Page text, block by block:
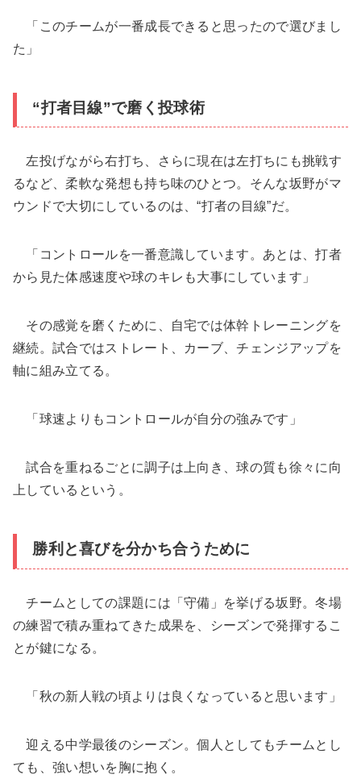
「このチームが一番成長できると思ったので選びまし
た」
“打者目線”で磨く投球術
左投げながら右打ち、さらに現在は左打ちにも挑戦す
るなど、柔軟な発想も持ち味のひとつ。そんな坂野がマ
ウンドで大切にしているのは、“打者の目線”だ。
「コントロールを一番意識しています。あとは、打者
から見た体感速度や球のキレも大事にしています」
その感覚を磨くために、自宅では体幹トレーニングを
継続。試合ではストレート、カーブ、チェンジアップを
軸に組み立てる。
「球速よりもコントロールが自分の強みです」
試合を重ねるごとに調子は上向き、球の質も徐々に向
上しているという。
勝利と喜びを分かち合うために
チームとしての課題には「守備」を挙げる坂野。冬場
の練習で積み重ねてきた成果を、シーズンで発揮するこ
とが鍵になる。
「秋の新人戦の頃よりは良くなっていると思います」
迎える中学最後のシーズン。個人としてもチームとし
ても、強い想いを胸に抱く。